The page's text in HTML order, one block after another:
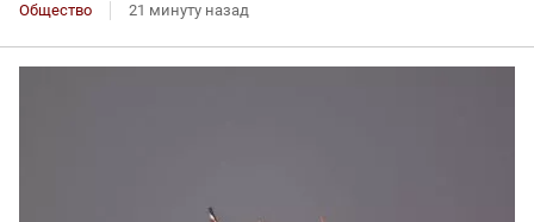
Общество 21 минуту назад